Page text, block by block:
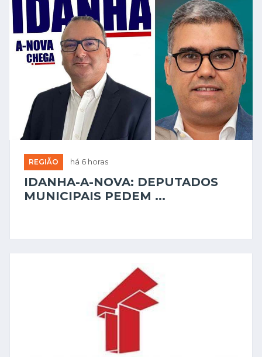
REGIÃO há 6 horas
IDANHA-A-NOVA: DEPUTADOS
MUNICIPAIS PEDEM ...